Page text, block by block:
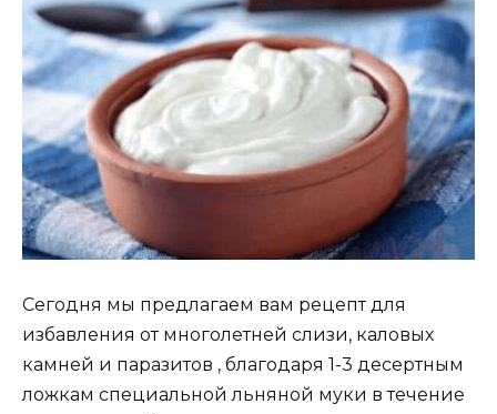
Сегодня мы предлагаем вам рецепт для
избавления от многолетней слизи, каловых
камней и паразитов , благодаря 1-3 десертным
ложкам специальной льняной муки в течение